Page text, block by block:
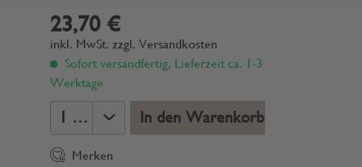
23,70 €
inkl. MwSt. zzgl. Versandkosten
Sofort versandfertig, Lieferzeit ca. 1-3
Werktage
In den Warenkorb
Merken